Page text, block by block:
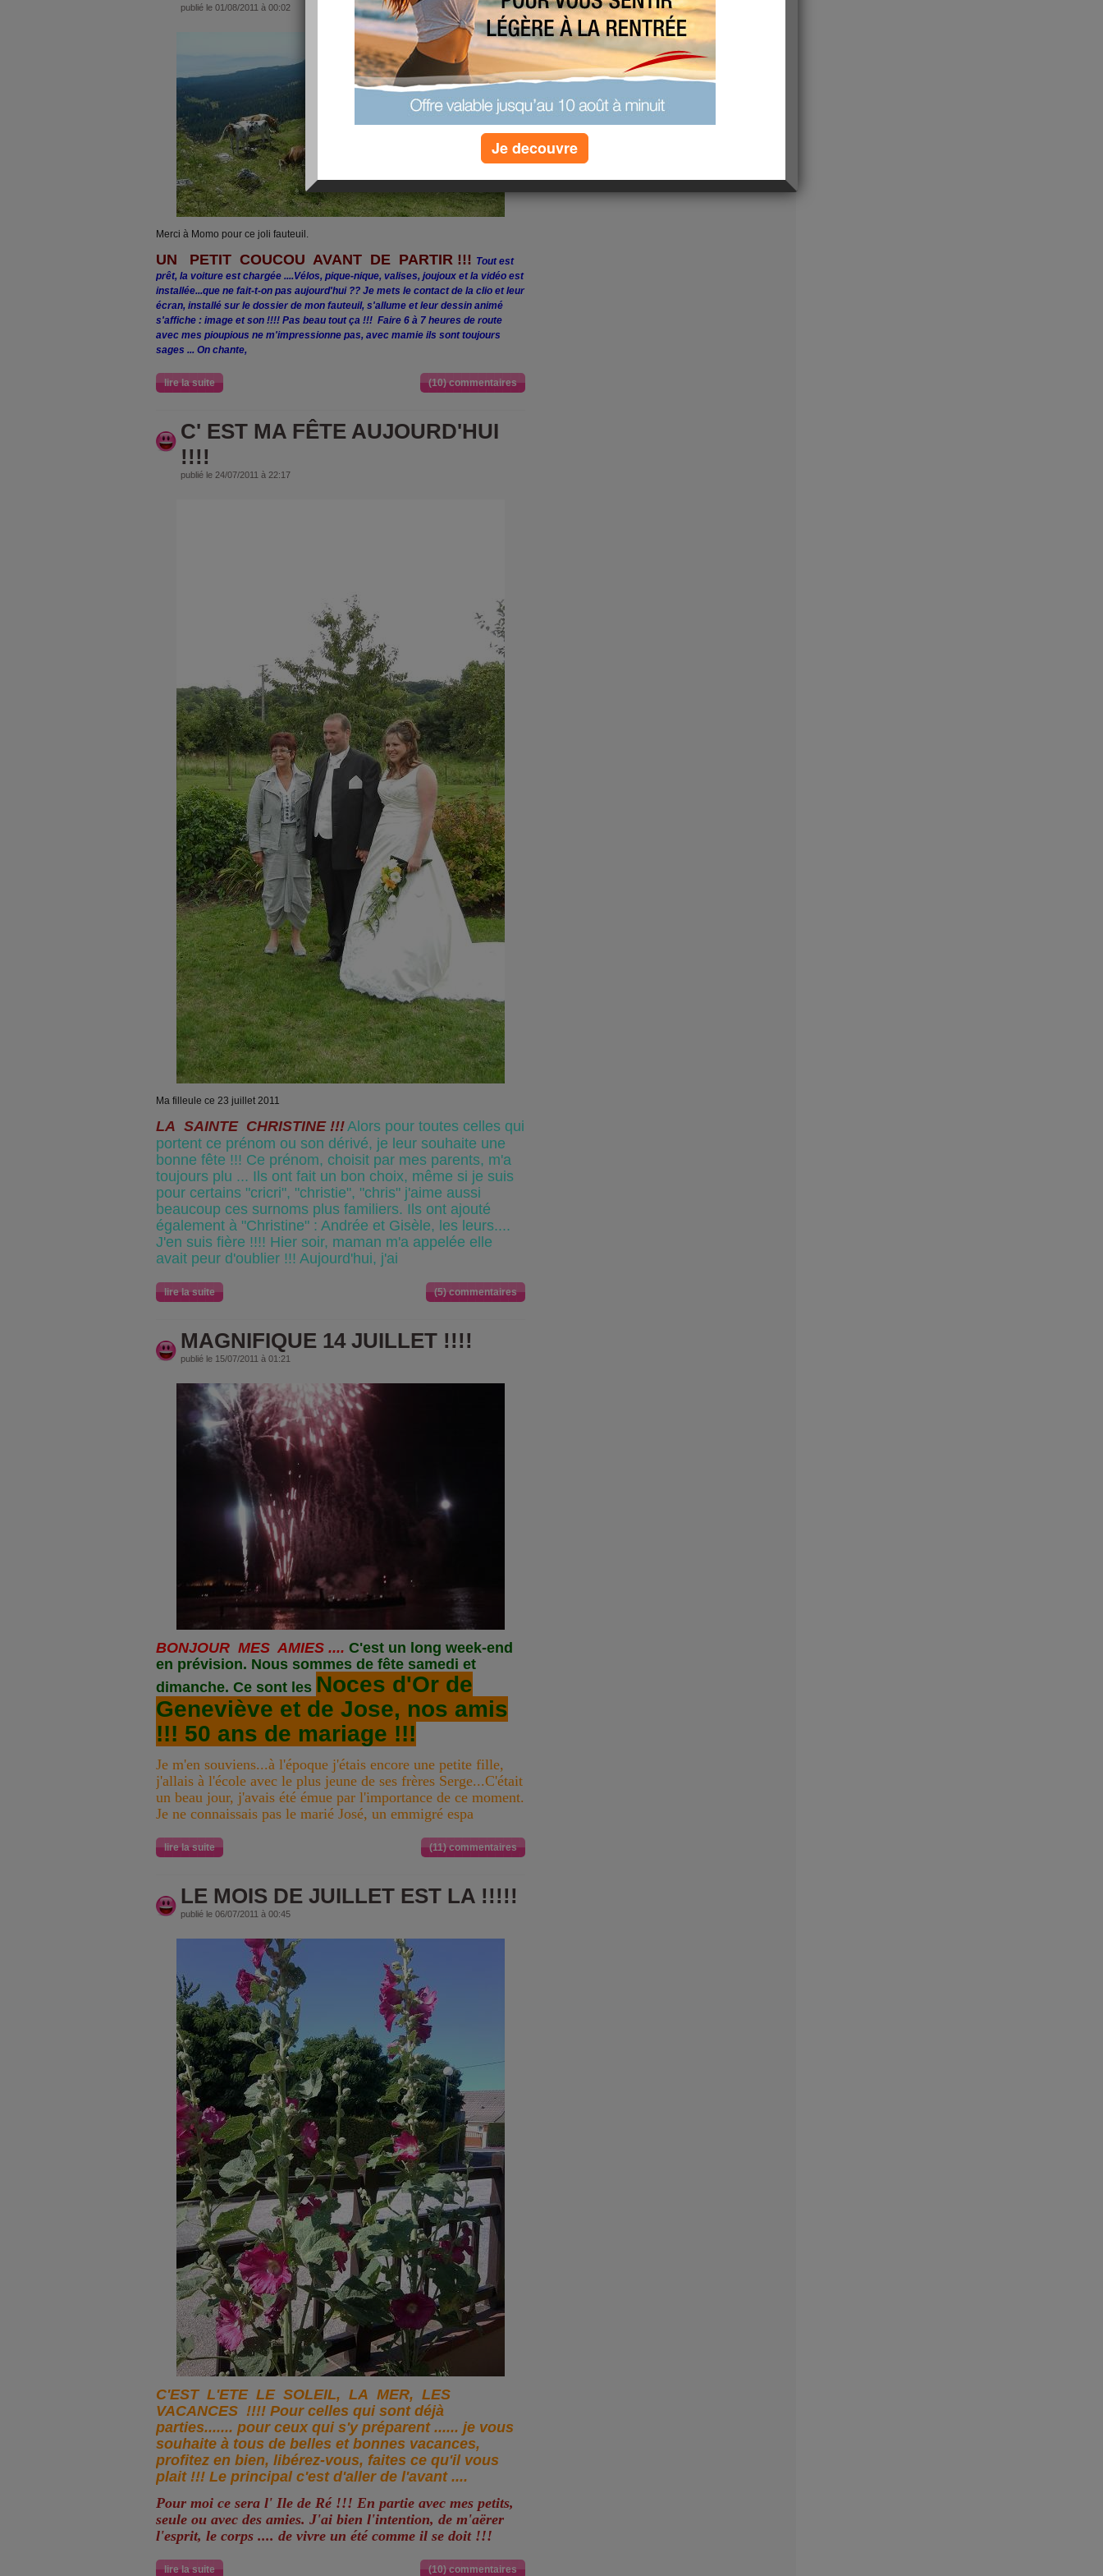
publié le 01/08/2011 à 00:02
Merci à Momo pour ce joli fauteuil.
UN PETIT COUCOU AVANT DE PARTIR !!! Tout est
prêt, la voiture est chargée ....Vélos, pique-nique, valises, joujoux et la vidéo est
installée...que ne fait-t-on pas aujourd'hui ?? Je mets le contact de la clio et leur
écran, installé sur le dossier de mon fauteuil, s'allume et leur dessin animé
s'affiche : image et son !!!! Pas beau tout ça !!! Faire 6 à 7 heures de route
avec mes pioupious ne m'impressionne pas, avec mamie ils sont toujours
sages ... On chante,
lire la suite (10) commentaires
C' EST MA FÊTE AUJOURD'HUI
!!!!
publié le 24/07/2011 à 22:17
Ma filleule ce 23 juillet 2011
LA SAINTE CHRISTINE !!!Alors pour toutes celles qui
portent ce prénom ou son dérivé, je leur souhaite une
bonne fête !!! Ce prénom, choisit par mes parents, m'a
toujours plu ... Ils ont fait un bon choix, même si je suis
pour certains "cricri", "christie", "chris" j'aime aussi
beaucoup ces surnoms plus familiers. Ils ont ajouté
également à "Christine" : Andrée et Gisèle, les leurs....
J'en suis fière !!!! Hier soir, maman m'a appelée elle
avait peur d'oublier !!! Aujourd'hui, j'ai
lire la suite (5) commentaires
MAGNIFIQUE 14 JUILLET !!!!
publié le 15/07/2011 à 01:21
BONJOUR MES AMIES .... C'est un long week-end
en prévision. Nous sommes de fête samedi et
dimanche. Ce sont les Noces d'Or de
Geneviève et de Jose, nos amis
!!! 50 ans de mariage !!!
Je m'en souviens...à l'époque j'étais encore une petite fille,
j'allais à l'école avec le plus jeune de ses frères Serge...C'était
un beau jour, j'avais été émue par l'importance de ce moment.
Je ne connaissais pas le marié José, un emmigré espa
lire la suite (11) commentaires
LE MOIS DE JUILLET EST LA !!!!!
publié le 06/07/2011 à 00:45
C'EST L'ETE LE SOLEIL, LA MER, LES
VACANCES !!!! Pour celles qui sont déjà
parties....... pour ceux qui s'y préparent ...... je vous
souhaite à tous de belles et bonnes vacances,
profitez en bien, libérez-vous, faites ce qu'il vous
plait !!! Le principal c'est d'aller de l'avant ....
Pour moi ce sera l' Ile de Ré !!! En partie avec mes petits,
seule ou avec des amies. J'ai bien l'intention, de m'aërer
l'esprit, le corps .... de vivre un été comme il se doit !!!
lire la suite (10) commentaires
Je decouvre